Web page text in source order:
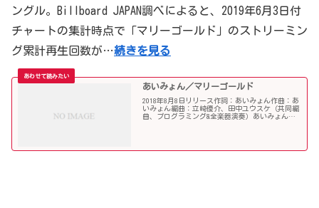
ングル。Billboard JAPAN調べによると、2019年6月3日付
チャートの集計時点で「マリーゴールド」のストリーミン
グ累計再生回数が…続きを見る
あいみょん／マリーゴールド
2018年8月8日リリース作詞：あいみょん作曲：あ
いみょん編曲：立崎優介、田中ユウスケ（共同編
曲、プログラミング&全楽器演奏）あいみょんの